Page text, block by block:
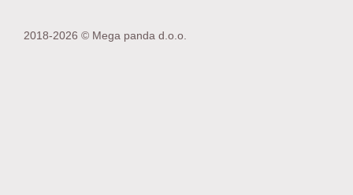
2018-2026 © Mega panda d.o.o.